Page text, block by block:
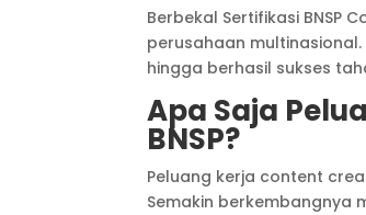
Berbekal Sertifikasi BNSP
perusahaan
hingga berhasil sukses
Apa Saja
BNSP?
Peluang kerja content
Semakin berkembangnya